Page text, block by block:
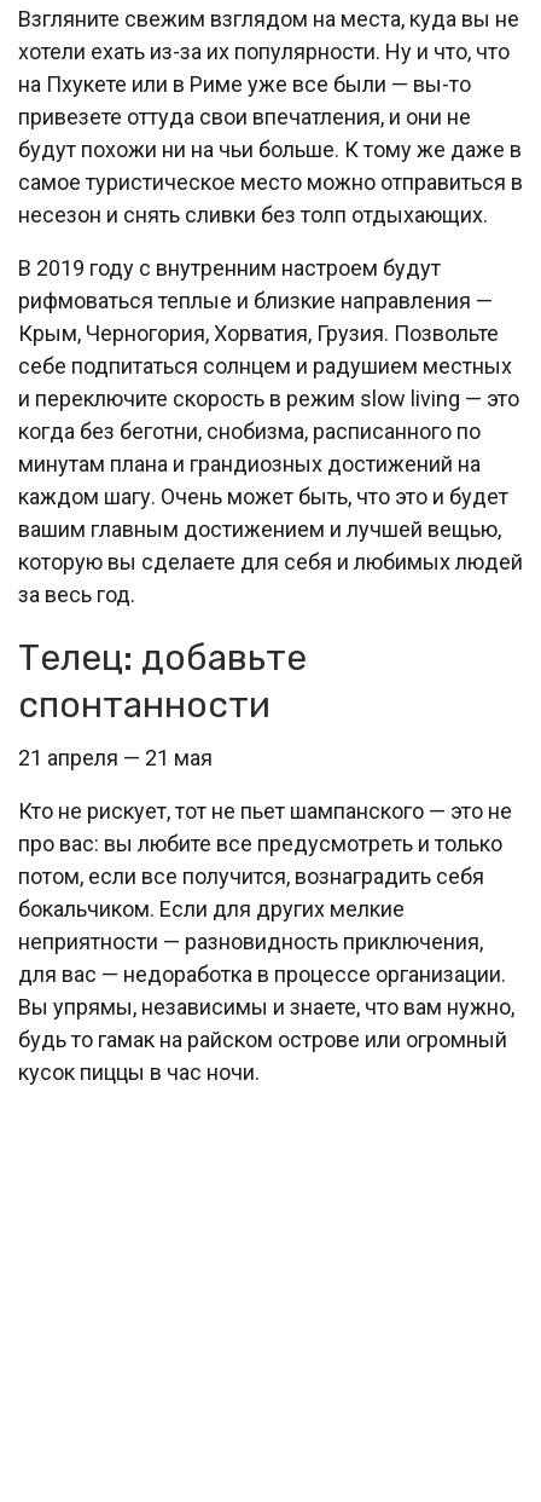
Взгляните свежим взглядом на места, куда вы не
хотели ехать из-за их популярности. Ну и что, что
на Пхукете или в Риме уже все были — вы-то
привезете оттуда свои впечатления, и они не
будут похожи ни на чьи больше. К тому же даже в
самое туристическое место можно отправиться в
несезон и снять сливки без толп отдыхающих.
В 2019 году с внутренним настроем будут
рифмоваться теплые и близкие направления —
Крым, Черногория, Хорватия, Грузия. Позвольте
себе подпитаться солнцем и радушием местных
и переключите скорость в режим slow living — это
когда без беготни, снобизма, расписанного по
минутам плана и грандиозных достижений на
каждом шагу. Очень может быть, что это и будет
вашим главным достижением и лучшей вещью,
которую вы сделаете для себя и любимых людей
за весь год.
Телец: добавьте
спонтанности
21 апреля — 21 мая
Кто не рискует, тот не пьет шампанского — это не
про вас: вы любите все предусмотреть и только
потом, если все получится, вознаградить себя
бокальчиком. Если для других мелкие
неприятности — разновидность приключения,
для вас — недоработка в процессе организации.
Вы упрямы, независимы и знаете, что вам нужно,
будь то гамак на райском острове или огромный
кусок пиццы в час ночи.